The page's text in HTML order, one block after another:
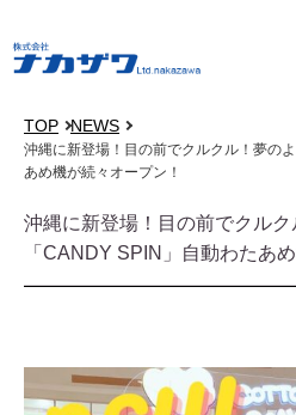
TOP NEWS
沖縄に新登場！目の前でクルクル！夢の
あめ機が続々オープン！
沖縄に新登場！目の前でクル
「CANDY SPIN」自動わたあ